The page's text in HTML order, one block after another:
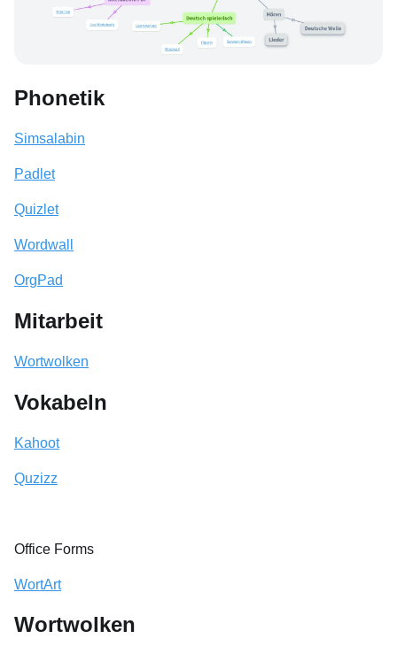
Phonetik
Simsalabin
Padlet
Quizlet
Wordwall
OrgPad
Mitarbeit
Wortwolken
Vokabeln
Kahoot
Quzizz
Office Forms
WortArt
Wortwolken